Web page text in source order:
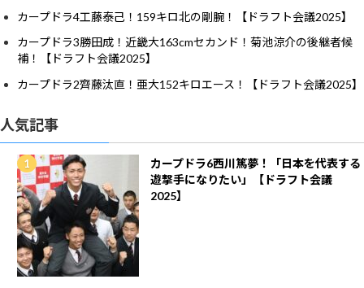
カープドラ4工藤泰己！159キロ北の剛腕！【ドラフト会議2025】
カープドラ3勝田成！近畿大163cmセカンド！菊池涼介の後継者候
補！【ドラフト会議2025】
カープドラ2齊藤汰直！亜大152キロエース！【ドラフト会議2025】
人気記事
カープドラ6西川篤夢！「日本を代表する
遊撃手になりたい」【ドラフト会議
2025】